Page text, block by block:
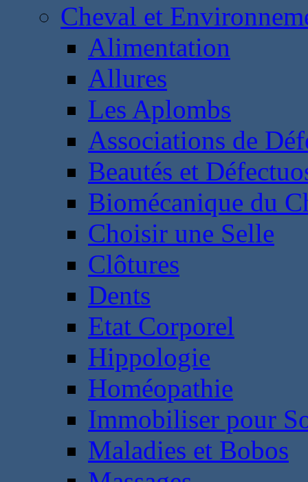
Cheval et
Alimentation
Allures
Les Aplombs
Associations de
Beautés et
Biomécanique du
Choisir une Selle
Clôtures
Dents
Etat Corporel
Hippologie
Homéopathie
Immobiliser pour
Maladies et Bobos